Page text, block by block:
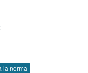
la norma